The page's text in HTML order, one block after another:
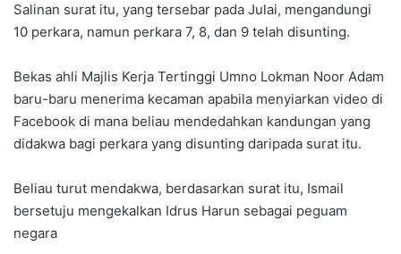
Salinan surat itu, yang tersebar pada Julai, mengandungi
10 perkara, namun perkara 7, 8, dan 9 telah disunting.
Bekas ahli Majlis Kerja Tertinggi Umno Lokman Noor Adam
baru-baru menerima kecaman apabila menyiarkan video di
Facebook di mana beliau mendedahkan kandungan yang
didakwa bagi perkara yang disunting daripada surat itu.
Beliau turut mendakwa, berdasarkan surat itu, Ismail
bersetuju mengekalkan Idrus Harun sebagai peguam
negara